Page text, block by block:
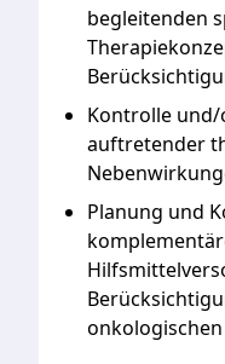
begleitenden
Kontrolle
auftretender
Planung und